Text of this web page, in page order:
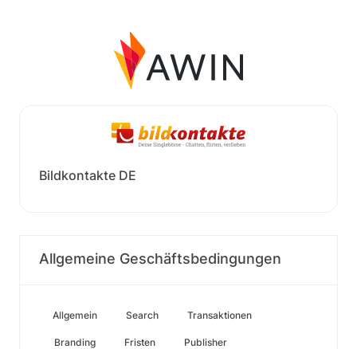
Bildkontakte DE
Allgemeine Geschäftsbedingungen
Allgemein Search Transaktionen
Branding Fristen Publisher